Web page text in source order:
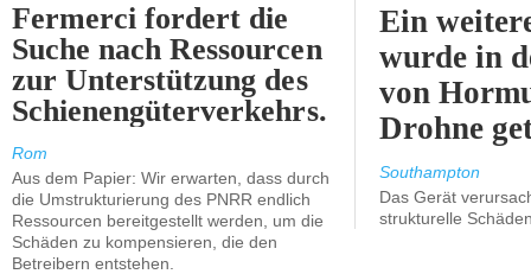
Fermerci fordert die
Suche nach Ressourcen
zur Unterstützung des
Schienengüterverkehrs.
Rom
Aus dem Papier: Wir erwarten, dass durch
die Umstrukturierung des PNRR endlich
Ressourcen bereitgestellt werden, um die
Schäden zu kompensieren, die den
Betreibern entstehen.
Ein
wurde in
von
Drohne
Southampton
Das Gerät
strukturelle